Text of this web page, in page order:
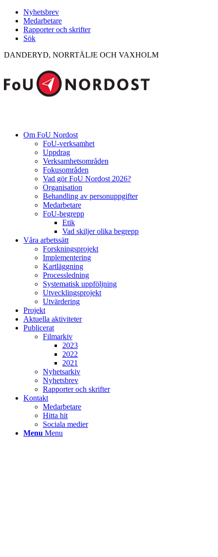
Nyhetsbrev
Medarbetare
Rapporter och skrifter
Sök
DANDERYD, NORRTÄLJE OCH VAXHOLM
Om FoU Nordost
FoU-verksamhet
Uppdrag
Verksamhetsområden
Fokusområden
Vad gör FoU Nordost 2026?
Organisation
Behandling av personuppgifter
Medarbetare
FoU-begrepp
Etik
Vad skiljer olika begrepp
Våra arbetssätt
Forskningsprojekt
Implementering
Kartläggning
Processledning
Systematisk uppföljning
Utvecklingsprojekt
Utvärdering
Projekt
Aktuella aktiviteter
Publicerat
Filmarkiv
2023
2022
2021
Nyhetsarkiv
Nyhetsbrev
Rapporter och skrifter
Kontakt
Medarbetare
Hitta hit
Sociala medier
Menu Menu